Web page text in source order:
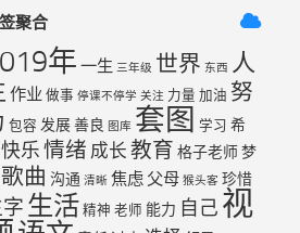
聚合
年 一生 三年级 世界 东西 人
作业 做事 停课不停学 关注 力量 加油 努
包容 发展善良 图库 套图 学习 希
快乐情绪 成长 教育 格子老师梦
歌曲 沟通 清晰 焦虑 父母 猴头客 珍惜
生活 精神 老师 能力 自己 视